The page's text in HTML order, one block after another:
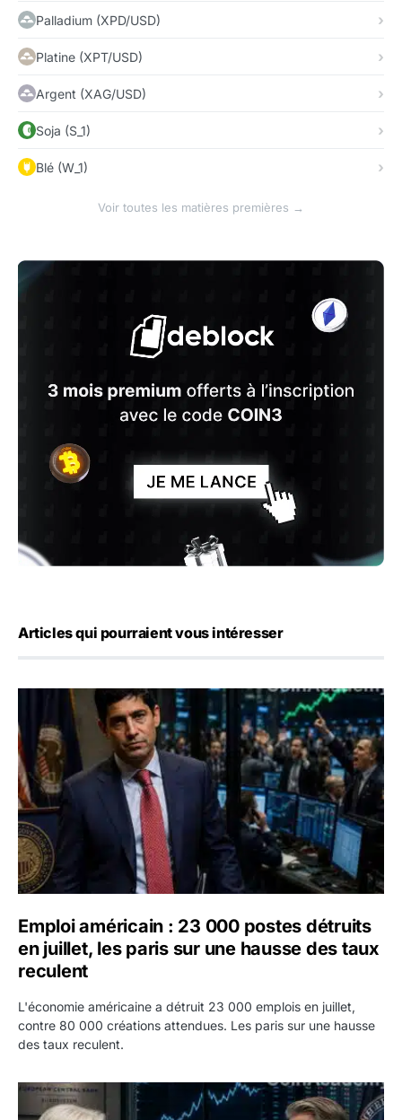
Palladium (XPD/USD)
Platine (XPT/USD)
Argent (XAG/USD)
Soja (S_1)
Blé (W_1)
Voir toutes les matières premières →
Articles qui pourraient vous intéresser
Emploi américain : 23 000 postes détruits en juillet, les
Emploi américain : 23 000 postes détruits
en juillet, les paris sur une hausse des taux
reculent
L'économie américaine a détruit 23 000 emplois en juillet,
contre 80 000 créations attendues. Les paris sur une hausse
des taux reculent.
Yen : Washington a vendu des euros sans prévenir la